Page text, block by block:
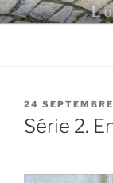
Aller
au
LOUIS
PUBLIÉ
LE
24
Série 2.